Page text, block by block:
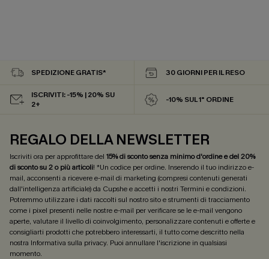
SPEDIZIONE GRATIS* 30 GIORNI PER IL RESO
ISCRIVITI: -15% | 20% SU
2+
-10% SUL 1° ORDINE
REGALO DELLA NEWSLETTER
Iscriviti ora per approfittare del 15% di sconto senza minimo d'ordine e del 20%
di sconto su 2 o più articoli! *Un codice per ordine. Inserendo il tuo indirizzo e-
mail, acconsenti a ricevere e-mail di marketing (compresi contenuti generati
dall'intelligenza artificiale) da Cupshe e accetti i nostri Termini e condizioni.
Potremmo utilizzare i dati raccolti sul nostro sito e strumenti di tracciamento
come i pixel presenti nelle nostre e-mail per verificare se le e-mail vengono
aperte, valutare il livello di coinvolgimento, personalizzare contenuti e offerte e
consigliarti prodotti che potrebbero interessarti, il tutto come descritto nella
nostra Informativa sulla privacy. Puoi annullare l'iscrizione in qualsiasi
momento.